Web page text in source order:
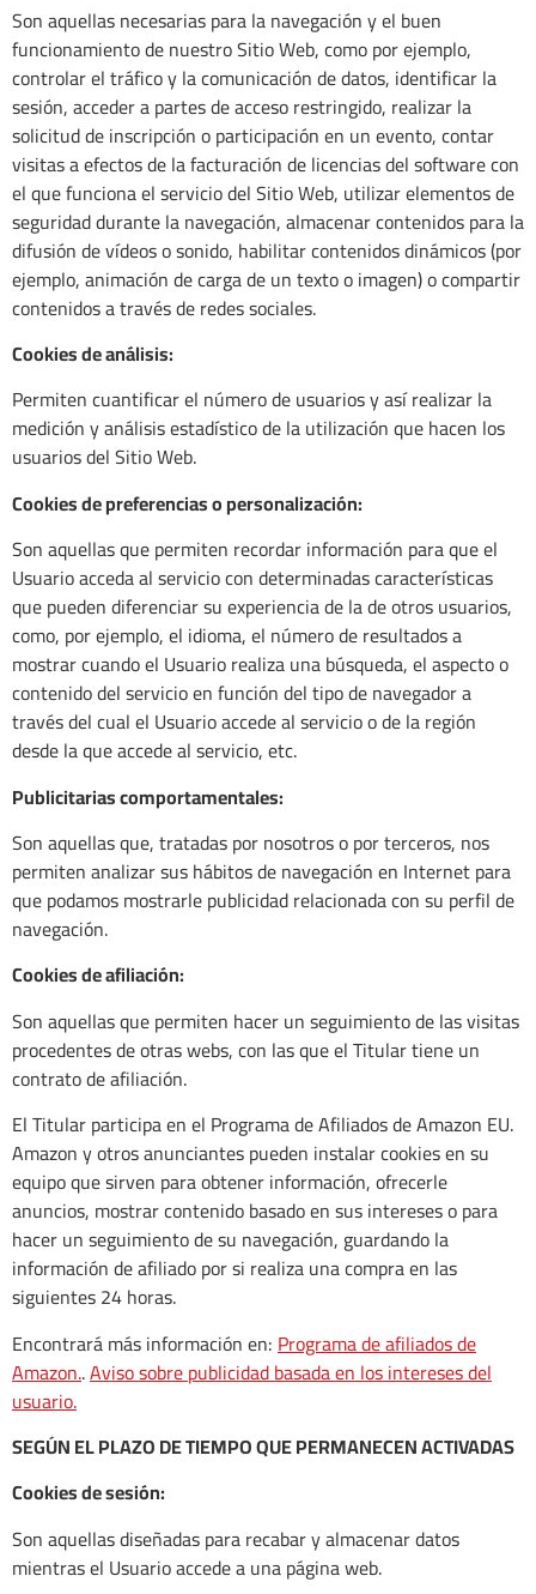
Son aquellas necesarias para la navegación y el buen
funcionamiento de nuestro Sitio Web, como por ejemplo,
controlar el tráfico y la comunicación de datos, identificar la
sesión, acceder a partes de acceso restringido, realizar la
solicitud de inscripción o participación en un evento, contar
visitas a efectos de la facturación de licencias del software con
el que funciona el servicio del Sitio Web, utilizar elementos de
seguridad durante la navegación, almacenar contenidos para la
difusión de vídeos o sonido, habilitar contenidos dinámicos (por
ejemplo, animación de carga de un texto o imagen) o compartir
contenidos a través de redes sociales.
Cookies de análisis:
Permiten cuantificar el número de usuarios y así realizar la
medición y análisis estadístico de la utilización que hacen los
usuarios del Sitio Web.
Cookies de preferencias o personalización:
Son aquellas que permiten recordar información para que el
Usuario acceda al servicio con determinadas características
que pueden diferenciar su experiencia de la de otros usuarios,
como, por ejemplo, el idioma, el número de resultados a
mostrar cuando el Usuario realiza una búsqueda, el aspecto o
contenido del servicio en función del tipo de navegador a
través del cual el Usuario accede al servicio o de la región
desde la que accede al servicio, etc.
Publicitarias comportamentales:
Son aquellas que, tratadas por nosotros o por terceros, nos
permiten analizar sus hábitos de navegación en Internet para
que podamos mostrarle publicidad relacionada con su perfil de
navegación.
Cookies de afiliación:
Son aquellas que permiten hacer un seguimiento de las visitas
procedentes de otras webs, con las que el Titular tiene un
contrato de afiliación.
El Titular participa en el Programa de Afiliados de Amazon EU.
Amazon y otros anunciantes pueden instalar cookies en su
equipo que sirven para obtener información, ofrecerle
anuncios, mostrar contenido basado en sus intereses o para
hacer un seguimiento de su navegación, guardando la
información de afiliado por si realiza una compra en las
siguientes 24 horas.
Encontrará más información en:Programa de afiliados de
Amazon..Aviso sobre publicidad basada en los intereses del
usuario.
SEGÚN EL PLAZO DE TIEMPO QUE PERMANECEN ACTIVADAS
Cookies de sesión:
Son aquellas diseñadas para recabar y almacenar datos
mientras el Usuario accede a una página web.